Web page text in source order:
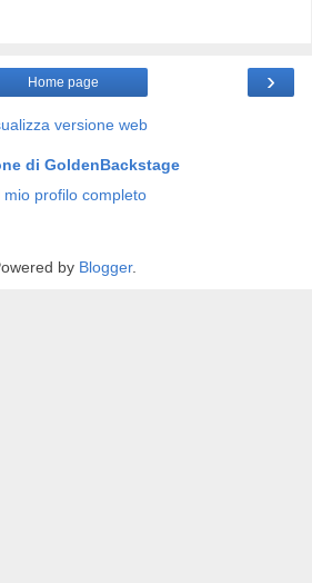
›
Home page
versione web
di GoldenBackstage
mio profilo completo
by Blogger.